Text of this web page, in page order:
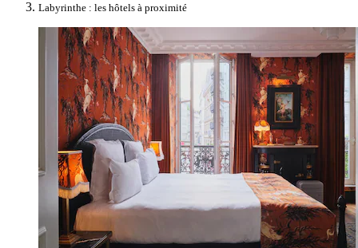
Labyrinthe : les hôtels à proximité